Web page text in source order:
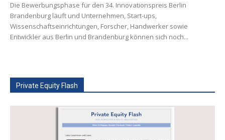
Die Bewerbungsphase für den 34. Innovationspreis Berlin
Brandenburg läuft und Unternehmen, Start-ups,
Wissenschaftseinrichtungen, Forscher, Handwerker sowie
Entwickler aus Berlin und Brandenburg können sich noch...
Private Equity Flash